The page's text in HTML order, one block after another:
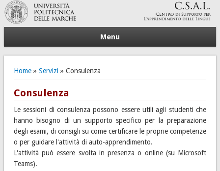
Menu
Tu sei qui
Home» Servizi» Consulenza
Consulenza
Le sessioni di consulenza possono essere utili agli studenti che
hanno bisogno di un supporto specifico per la preparazione
degli esami, di consigli su come certificare le proprie competenze
o per guidare l'attività di auto-apprendimento.
L'attività può essere svolta in presenza o online (su Microsoft
Teams).